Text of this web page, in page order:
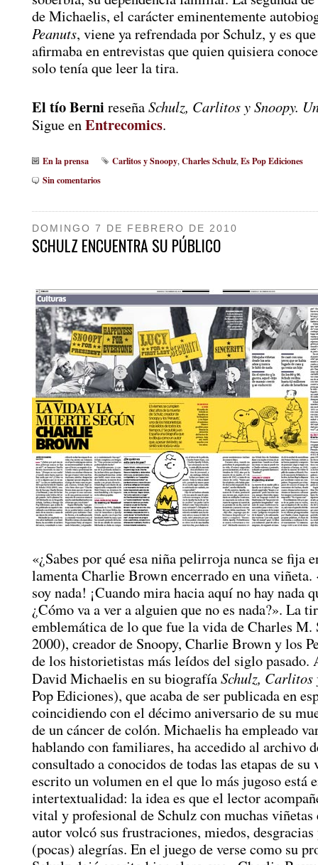
de Michaelis, el carácter eminentemente
Peanuts, viene ya refrendada por Schulz, y es
afirmaba en entrevistas que quien quisiera
solo tenía que leer la tira.
El tío Berni reseñaSchulz, Carlitos y Snoopy.
Sigue enEntrecomics.
En la prensa Carlitos y Snoopy, Charles Schulz, Es Pop Ediciones
Sin comentarios
DOMINGO 7 DE FEBRERO DE 2010
SCHULZ ENCUENTRA SU PÚBLICO
«¿Sabes por qué esa niña pelirroja nunca se fija
lamenta Charlie Brown encerrado en una viñeta.
soy nada! ¡Cuando mira hacia aquí no hay nada
¿Cómo va a ver a alguien que no es nada?». La
emblemática de lo que fue la vida de Charles M.
2000), creador de Snoopy, Charlie Brown y los
de los historietistas más leídos del siglo pasado.
David Michaelis en su biografíaSchulz, Carlitos
Pop Ediciones), que acaba de ser publicada en
coincidiendo con el décimo aniversario de su
de un cáncer de colón. Michaelis ha empleado
hablando con familiares, ha accedido al archivo
consultado a conocidos de todas las etapas de su
escrito un volumen en el que lo más jugoso está
intertextualidad: la idea es que el lector
vital y profesional de Schulz con muchas viñetas
autor volcó sus frustraciones, miedos, desgracias
(pocas) alegrías. En el juego de verse como su